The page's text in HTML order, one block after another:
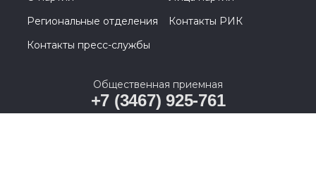
Региональные отделения
Контакты РИК
Контакты пресс-службы
Общественная приемная
+7 (3467) 925-761